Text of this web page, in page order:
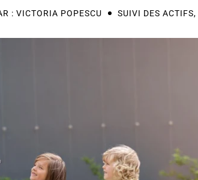
: VICTORIA POPESCU SUIVI DES ACTIFS,